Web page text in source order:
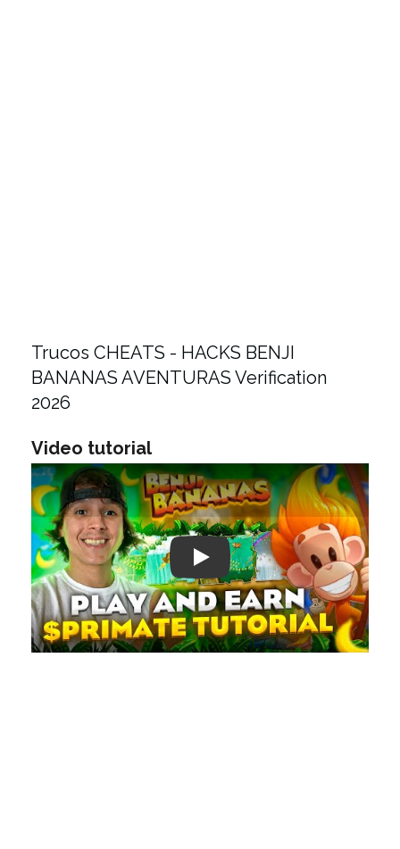
Trucos CHEATS - HACKS BENJI
BANANAS AVENTURAS Verification
2026
Video tutorial
Play: Keynote (Google I/O '18)